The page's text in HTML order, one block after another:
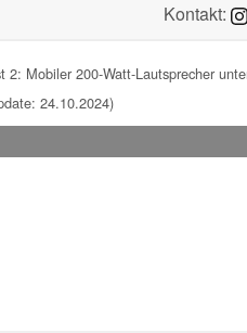
Kontakt:
2: Mobiler 200-Watt-Lautsprecher
24.10.2024)